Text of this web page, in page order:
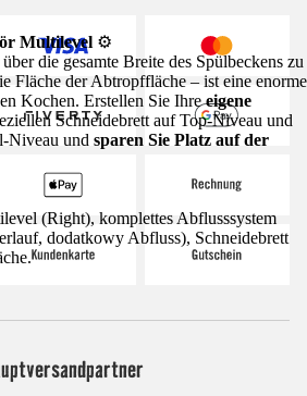
Multilevel ⚙️
die gesamte Breite des Spülbeckens zu
Fläche der Abtropffläche – ist eine enorme
Kochen. Erstellen Sie Ihreeigene
Schneidebrett auf Top-Niveau und
Niveau und sparen Sie Platz auf der
(Right), komplettes Abflusssystem
dodatkowy Abfluss), Schneidebrett